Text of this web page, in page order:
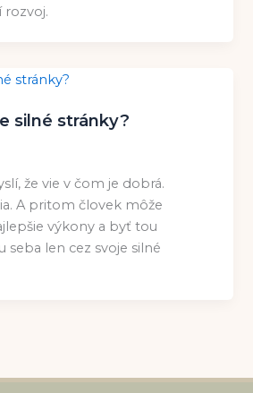
rozvoj.
silné stránky?
že vie v čom je dobrá.
A pritom človek môže
výkony a byť tou
seba len cez svoje silné